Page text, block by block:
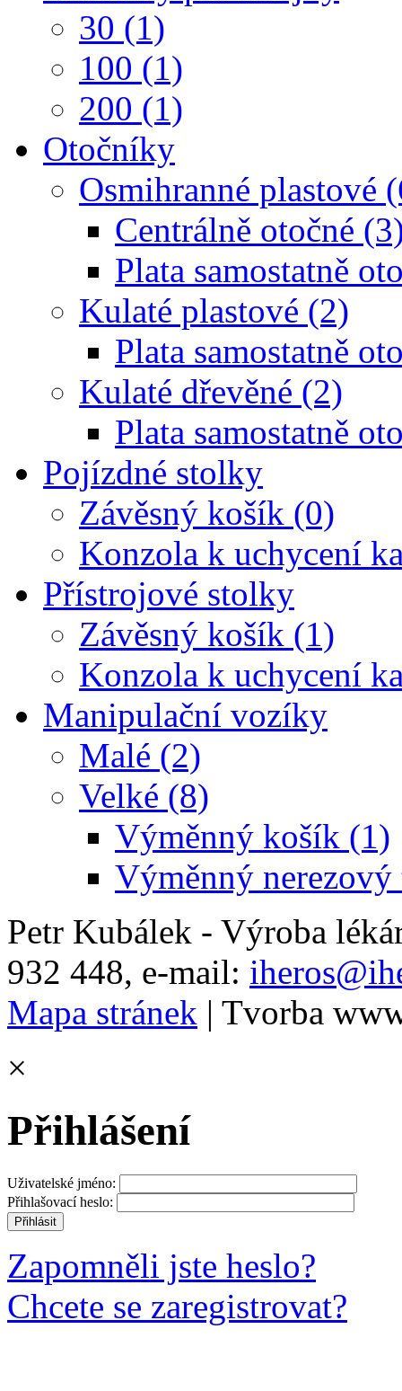
30 (1)
100 (1)
200 (1)
Otočníky
Osmihranné plastové
Centrálně otočné
Plata samostatně
Kulaté plastové (2)
Plata samostatně
Kulaté dřevěné (2)
Plata samostatně
Pojízdné stolky
Závěsný košík (0)
Konzola k uchycení
Přístrojové stolky
Závěsný košík (1)
Konzola k uchycení
Manipulační vozíky
Malé (2)
Velké (8)
Výměnný košík (1)
Výměnný nerezový
Petr Kubálek - Výroba
932 448, e-mail:
Mapa stránek | Tvorba
×
Přihlášení
Uživatelské jméno:
Přihlašovací heslo:
Zapomněli jste heslo?
Chcete se zaregistrovat?